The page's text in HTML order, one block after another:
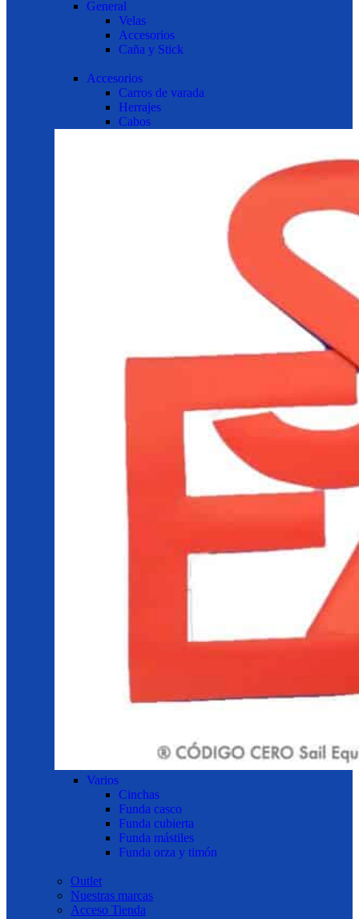
General
Velas
Accesorios
Caña y Stick
Accesorios
Carros de varada
Herrajes
Cabos
Varios
Cinchas
Funda casco
Funda cubierta
Funda mástiles
Funda orza y timón
Outlet
Nuestras marcas
Acceso Tienda